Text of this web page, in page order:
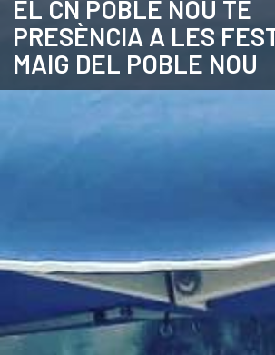
CATALÀ
EL CN POBLE NOU TÉ
PRESÈNCIA A LES
MAIG DEL POBLE NOU